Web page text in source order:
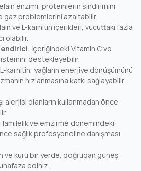
enzimi, proteinlerin sindirimini
gaz problemlerini azaltabilir.
ve L-karnitin içerikleri, vücuttaki fazla
olabilir.
: İçeriğindeki Vitamin C ve
sistemini destekleyebilir.
karnitin, yağların enerjiye dönüşümünü
hızlanmasına katkı sağlayabilir
alerjisi olanların kullanmadan önce
ve emzirme dönemindeki
sağlık profesyoneline danışması
ve kuru bir yerde, doğrudan güneş
ediniz.